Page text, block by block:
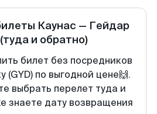
Каунас — Гейдар
(туда и обратно)
билет без посредников
(GYD) по выгодной цене🙌.
выбрать перелет туда и
знаете дату возвращения